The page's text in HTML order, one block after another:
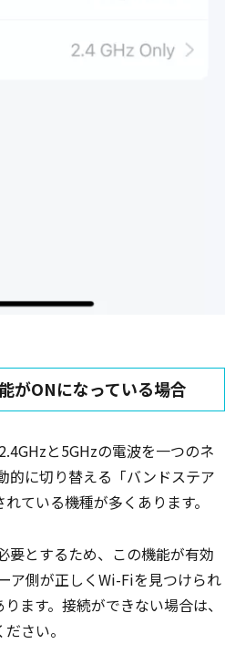
がONになっている場合
と5GHzの電波を一つのネ
的に切り替える「バンドステア
ている機種が多くあります。
要とするため、この機能が有効
ア側が正しくWi-Fiを見つけられ
ます。接続ができない場合は、
さい。